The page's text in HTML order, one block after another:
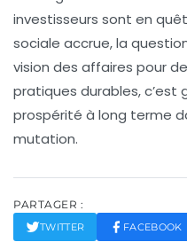
investisseurs sont en
sociale accrue, la
vision des affaires pour
pratiques durables,
prospérité à long terme
mutation.
PARTAGER :
TWITTER FACEBOOK